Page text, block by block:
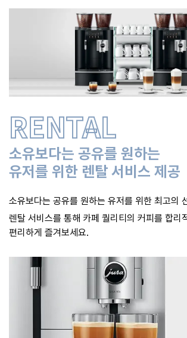
RENTAL
소유보다는 공유를 원하는
유저를 위한 렌탈 서비스 제공
소유보다는 공유를 원하는 유저를 위한 최고의
렌탈 서비스를 통해 카페 퀄리티의 커피를 합리
편리하게 즐겨보세요.